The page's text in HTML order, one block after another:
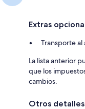
Extras
Transporte al
La lista anterior
que los
cambios.
Otros detalles